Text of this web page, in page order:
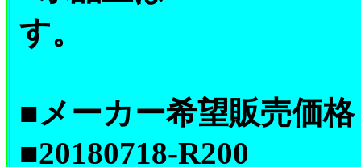
す。
■メーカー希望販売価
■20180718-R200